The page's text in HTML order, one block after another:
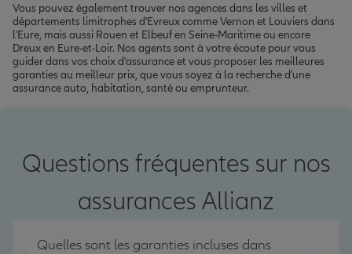
Vous pouvez également trouver nos agences dans les villes et
départements limitrophes d'Evreux comme Vernon et Louviers dans
l'Eure, mais aussi Rouen et Elbeuf en Seine-Maritime ou encore
Dreux en Eure-et-Loir. Nos agents sont à votre écoute pour vous
guider dans vos choix d'assurance et vous proposer les meilleures
garanties au meilleur prix, que vous soyez à la recherche d'une
assurance auto, habitation, santé ou emprunteur.
Questions fréquentes sur nos
assurances Allianz
Quelles sont les garanties incluses dans